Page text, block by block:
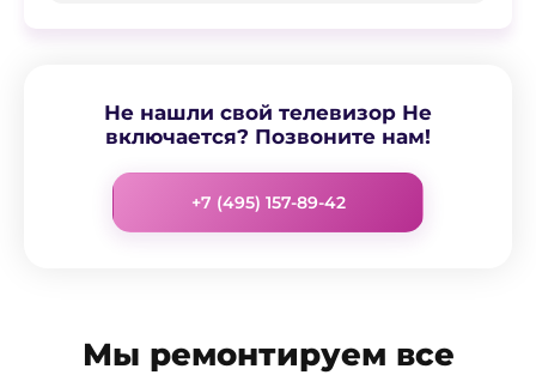
Не нашли свой телевизор Не
включается? Позвоните нам!
+7 (495) 157-89-42
Мы ремонтируем все